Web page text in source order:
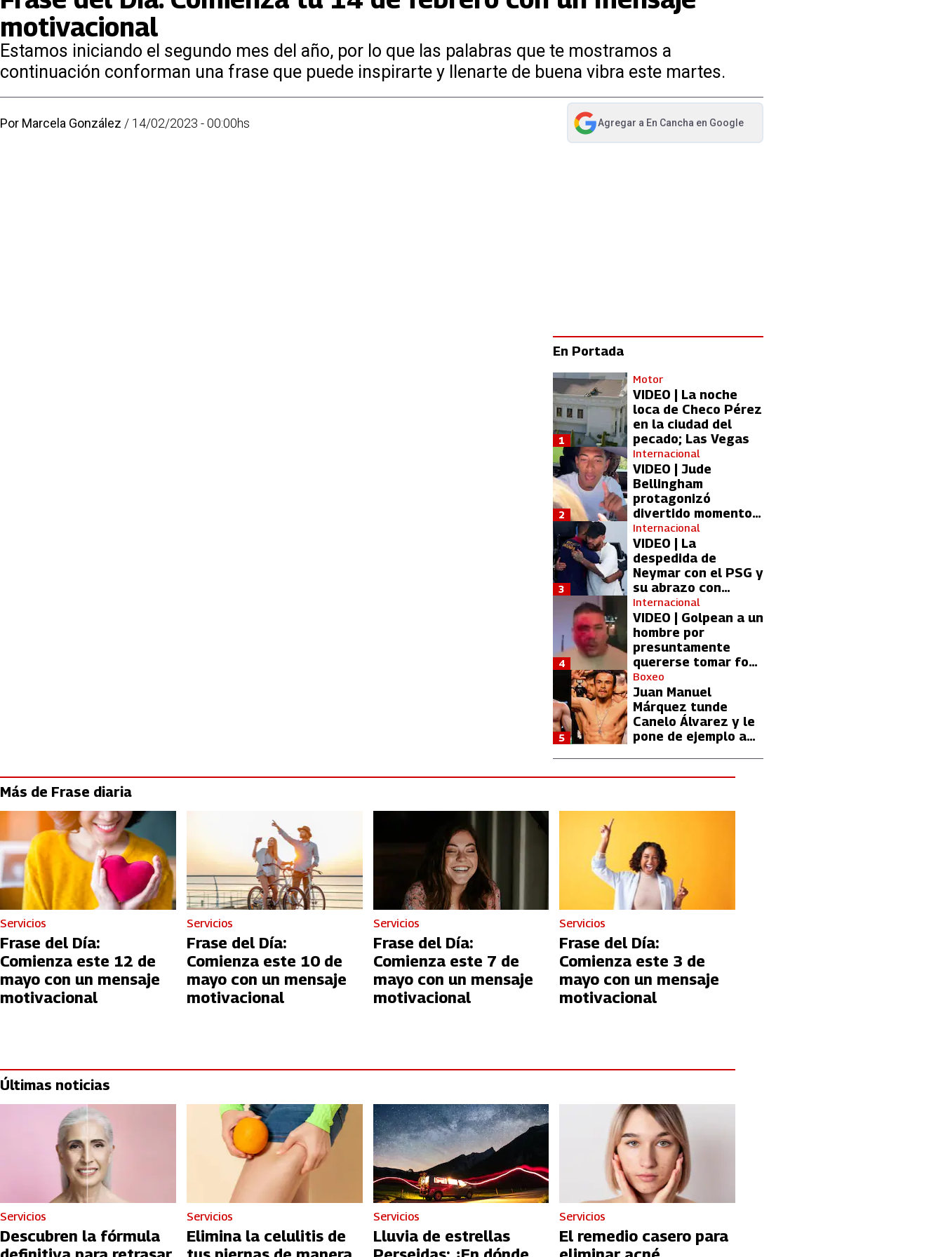
motivacional
Estamos iniciando el segundo mes del año, por lo que las palabras que te mostramos a
continuación conforman una frase que puede inspirarte y llenarte de buena vibra este martes.
Por Marcela González / 14/02/2023 - 00:00hs Agregar a En Cancha en Google
abre en nueva pestaña
En Portada
Motor
VIDEO | La noche
loca de Checo Pérez
en la ciudad del
pecado; Las Vegas
1
Internacional
VIDEO | Jude
Bellingham
protagonizó
divertido momento
con aficionada del
Real Madrid
2
Internacional
VIDEO | La
despedida de
Neymar con el PSG y
su abrazo con
Kylian Mbappé
3
Internacional
VIDEO | Golpean a un
hombre por
presuntamente
quererse tomar foto
con Lionel Messi
4
Boxeo
Juan Manuel
Márquez tunde
Canelo Álvarez y le
pone de ejemplo a
5
Más de Frase diaria
Servicios
Frase del Día:
Comienza este 12 de
mayo con un mensaje
motivacional
Servicios
Frase del Día:
Comienza este 10 de
mayo con un mensaje
motivacional
Servicios
Frase del Día:
Comienza este 7 de
mayo con un mensaje
motivacional
Servicios
Frase del Día:
Comienza este 3 de
mayo con un mensaje
motivacional
Últimas noticias
Servicios
Descubren la fórmula
Servicios
Elimina la celulitis de
Servicios
Lluvia de estrellas
Servicios
El remedio casero para